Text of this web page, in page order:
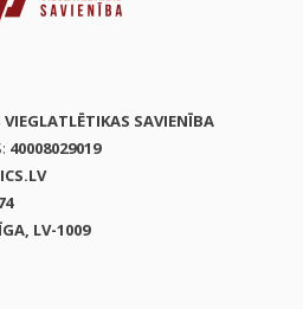
VIEGLATLĒTIKAS SAVIENĪBA
40008029019
LV-1009